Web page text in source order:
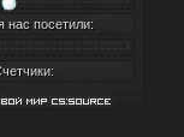
нас посетили: